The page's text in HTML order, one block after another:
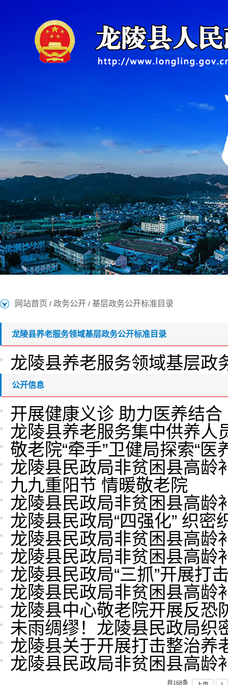
网站首页 / 政务公开 / 基层政务公开标准目录
龙陵县养老服务领域基层政务公开标准目录
龙陵县养老服务领域基层政
公开信息
开展健康义诊 助力医养结合
龙陵县养老服务集中供养人
敬老院“牵手”卫健局探索“医
龙陵县民政局非贫困县高龄
九九重阳节 情暖敬老院
龙陵县民政局非贫困县高龄
龙陵县民政局“四强化” 织
龙陵县民政局非贫困县高龄
龙陵县民政局非贫困县高龄
龙陵县民政局“三抓”开展打
龙陵县民政局非贫困县高龄
龙陵县中心敬老院开展反恐
未雨绸缪！龙陵县民政局织
龙陵县关于开展打击整治养
龙陵县民政局非贫困县高龄
共168条